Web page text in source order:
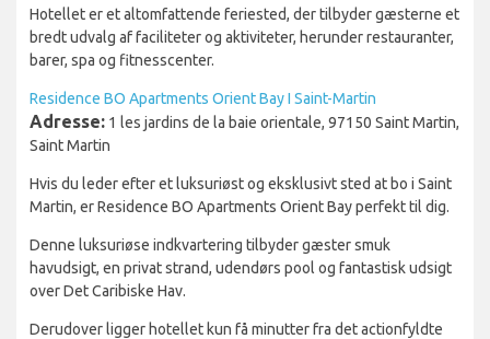
Hotellet er et altomfattende feriested, der tilbyder gæsterne et
bredt udvalg af faciliteter og aktiviteter, herunder restauranter,
barer, spa og fitnesscenter.
Residence BO Apartments Orient Bay I Saint-Martin
Adresse: 1 les jardins de la baie orientale, 97150 Saint Martin,
Saint Martin
Hvis du leder efter et luksuriøst og eksklusivt sted at bo i Saint
Martin, er Residence BO Apartments Orient Bay perfekt til dig.
Denne luksuriøse indkvartering tilbyder gæster smuk
havudsigt, en privat strand, udendørs pool og fantastisk udsigt
over Det Caribiske Hav.
Derudover ligger hotellet kun få minutter fra det actionfyldte